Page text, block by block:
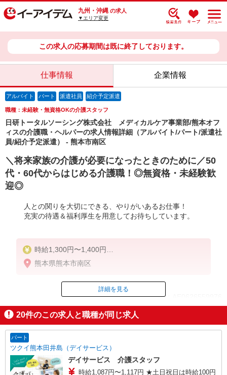
九州・沖縄 の求人
▼エリア変更
この求人の応募期間は既に終了しております。
仕事情報 企業情報
アルバイト パート 派遣社員 紹介予定派遣
職種：未経験・無資格OKの介護スタッフ
日研トータルソーシング株式会社 メディカルケア事業部/熊本オフ
ィスの介護職・ヘルパーの求人情報詳細（アルバイト/パート/派遣社
員/紹介予定派遣） - 熊本市南区
＼将来家族の介護が必要になったときのために／50
代・60代からはじめる介護職！◎無資格・未経験歓
迎◎
人との関りを大切にできる、やりがいあるお仕事！
充実の待遇＆福利厚生を用意してお待ちしています。
時給1,300円〜1,400円
★週払いOK（規定あり）
熊本県熊本市南区
ID：AE0626559976
掲載期間終了
詳細を見る
20件のこの求人と職種が同じ求人
パート
ツクイ熊本田井島（デイサービス）
デイサービス 介護スタッフ
時給1,087円〜1,117円 ★土日祝日は時給100円